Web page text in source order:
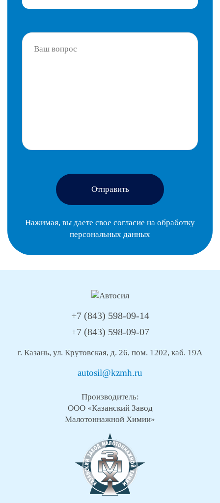
Отправить
Нажимая, вы даете свое согласие на обработку
персональных данных
+7 (843) 598-09-14
+7 (843) 598-09-07
г. Казань, ул. Крутовская, д. 26, пом. 1202, каб. 19А
autosil@kzmh.ru
Производитель:
ООО «Казанский Завод
Малотоннажной Химии»